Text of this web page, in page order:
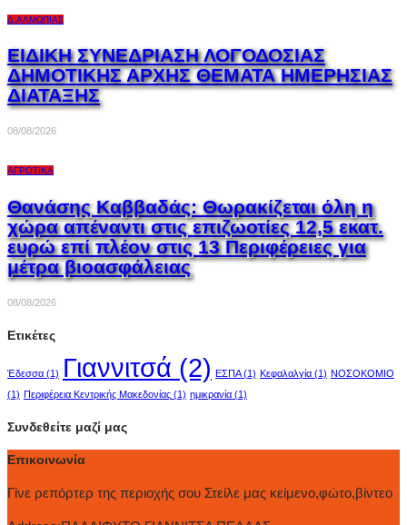
Δ.ΑΛΜΩΠΊΑΣ
ΕΙΔΙΚΗ ΣΥΝΕΔΡΙΑΣΗ ΛΟΓΟΔΟΣΙΑΣ
ΔΗΜΟΤΙΚΗΣ ΑΡΧΗΣ ΘΕΜΑΤΑ ΗΜΕΡΗΣΙΑΣ
ΔΙΑΤΑΞΗΣ
08/08/2026
ΑΓΡΟΤΙΚΆ
Θανάσης Καββαδάς: Θωρακίζεται όλη η
χώρα απέναντι στις επιζωοτίες 12,5 εκατ.
ευρώ επί πλέον στις 13 Περιφέρειες για
μέτρα βιοασφάλειας
08/08/2026
Ετικέτες
Έδεσσα (1) Γιαννιτσά (2) ΕΣΠΑ(1) Κεφαλαλγία (1) ΝΟΣΟΚΟΜΙΟ
(1) Περιφέρεια Κεντρικής Μακεδονίας (1) ημικρανία (1)
Συνδεθείτε μαζί μας
Επικοινωνία
Γίνε ρεπόρτερ της περιοχής σου Στείλε μας κείμενο,φώτο,βίντεο